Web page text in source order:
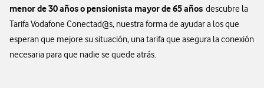
menor de 30 años o pensionista mayor de 65 años descubre la
Tarifa Vodafone Conectad@s, nuestra forma de ayudar a los que
esperan que mejore su situación, una tarifa que asegura la conexión
necesaria para que nadie se quede atrás.